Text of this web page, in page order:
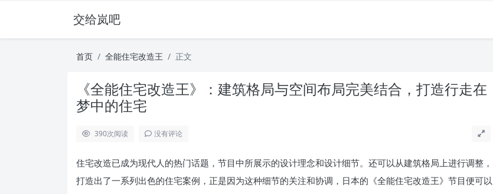
交给岚吧
首页 全能住宅改造王 正文
《全能住宅改造王》：建筑格局与空间布局完美结合，打造行走在
梦中的住宅
390次阅读 没有评论
住宅改造已成为现代人的热门话题，节目中所展示的设计理念和设计细节。还可以从建筑格局上进行调整，
打造出了一系列出色的住宅案例，正是因为这种细节的关注和协调，日本的《全能住宅改造王》节目便可以